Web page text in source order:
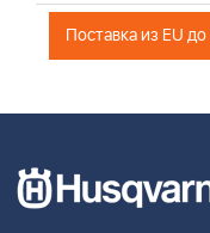
Поставка из EU